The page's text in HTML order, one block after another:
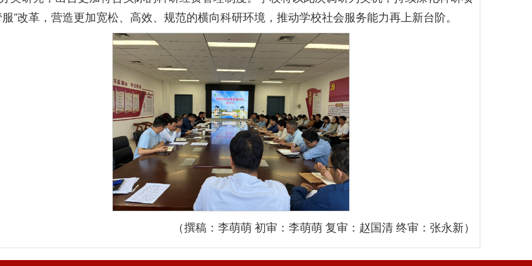
服”改革，营造更加宽松、高效、规范的横向科研环境，推动学校社会服务能力再上新台阶。
（撰稿：李萌萌 初审：李萌萌 复审：赵国清 终审：张永新）